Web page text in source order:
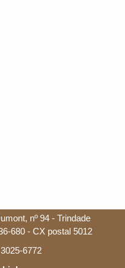
nº 94 - Trindade
680 - CX postal 5012
6772